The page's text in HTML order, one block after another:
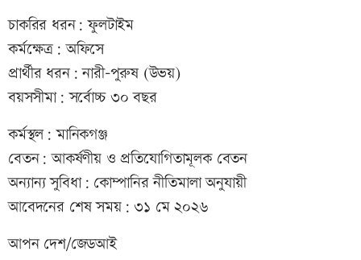
চাকরির ধরন: ফুলটাইম
কর্মক্ষেত্র: অফিসে
প্রার্থীর ধরন: নারী-পুরুষ (উভয়)
বয়সসীমা: সর্বোচ্চ ৩০ বছর
কর্মস্থল: মানিকগঞ্জ
বেতন: আকর্ষণীয় ও প্রতিযোগিতামূলক বেতন
অন্যান্য সুবিধা: কোম্পানির নীতিমালা অনুযায়ী
আবেদনের শেষ সময়: ৩১ মে ২০২৬
আপন দেশ/জেডআই